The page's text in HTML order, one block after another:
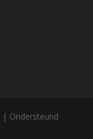
| Ondersteund